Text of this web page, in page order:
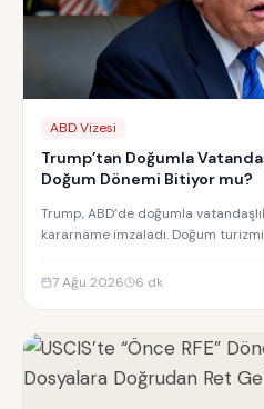
ABD Vizesi
Trump’tan Doğumla
Doğum Dönemi Bitiyor mu?
Trump, ABD’de doğumla
kararname imzaladı. Doğum
7 Ağu 2026
6 dk